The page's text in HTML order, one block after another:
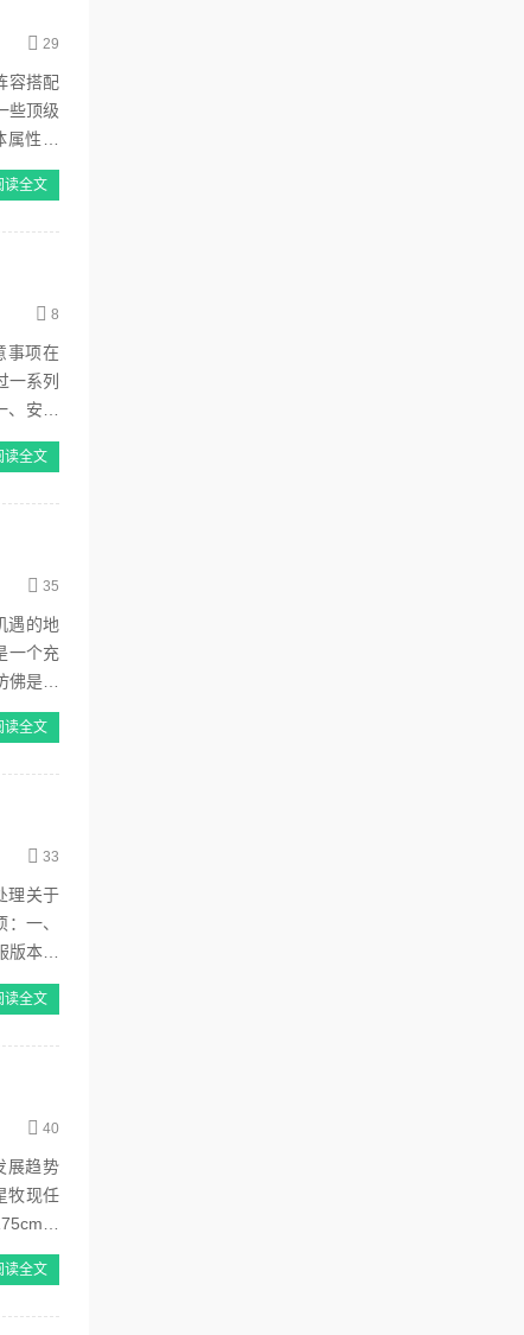
29
容搭配
些顶级
性全
读全文
8
事项在
一系列
、安全
读全文
35
遇的地
读全文
33
理关于
一、
版本可
读全文
40
展趋势
牧现任
，
读全文